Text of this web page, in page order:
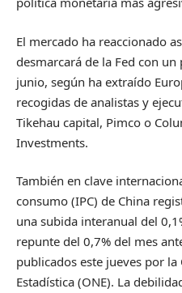
El mercado ha reaccionado
desmarcará de la Fed con
junio, según ha extraído
recogidas de analistas y
Tikehau capital, Pimco o
Investments.
También en clave
consumo (IPC) de China
una subida interanual del
repunte del 0,7% del mes
publicados este jueves por
Estadística (ONE). La